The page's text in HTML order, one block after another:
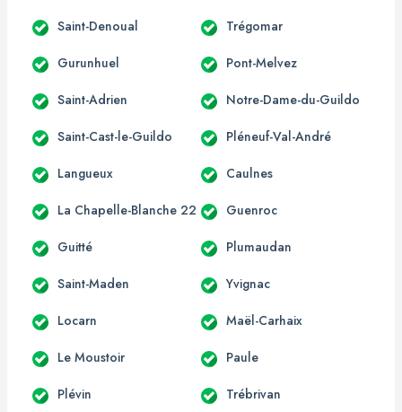
Saint-Denoual Trégomar
Gurunhuel Pont-Melvez
Saint-Adrien Notre-Dame-du-Guildo
Saint-Cast-le-Guildo Pléneuf-Val-André
Langueux Caulnes
La Chapelle-Blanche 22 Guenroc
Guitté Plumaudan
Saint-Maden Yvignac
Locarn Maël-Carhaix
Le Moustoir Paule
Plévin Trébrivan